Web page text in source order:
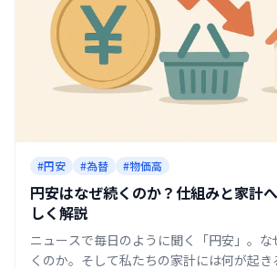
#円安 #為替 #物価高
円安はなぜ続くのか？仕組みと家計
しく解説
ニュースで毎日のように聞く「円安」。
くのか。そして私たちの家計には何が起